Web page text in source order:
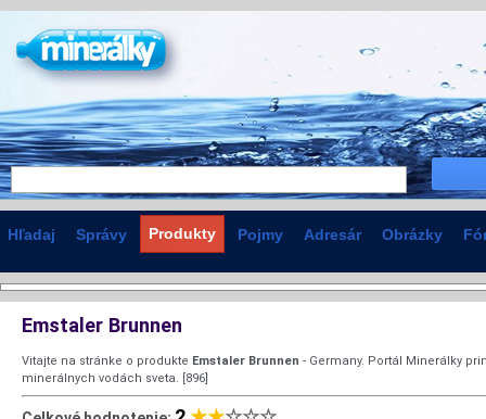
Hľadaj Správy Produkty Pojmy Adresár Obrázky
Emstaler Brunnen
Vitajte na stránke o produkte Emstaler Brunnen - Germany. Portál Minerálky
minerálnych vodách sveta. [896]